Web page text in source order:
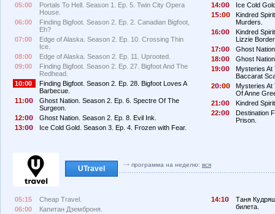
05:00
Portals To Hell. Season 1. Ep. 5. Twin City Opera
House.
06:00
Finding Bigfoot. Season 2. Ep. 2. Canadian Bigfoot,
Eh?
07:00
Edge of Alaska. Season 2. Ep. 10. Crossing Thin
Ice.
08:00
Edge of Alaska. Season 2. Ep. 11. Uprooted.
09:00
Finding Bigfoot. Season 2. Ep. 27. Bigfoot And The
Redhead.
10:00
Finding Bigfoot. Season 2. Ep. 28. Bigfoot Loves A
Barbecue.
11:
Ghost Nation. Season 2. Ep. 6. Spectre Of The
Surgeon.
12:
Ghost Nation. Season 2. Ep. 8. Evil Ink.
13:
Ice Cold Gold. Season 3. Ep. 4. Frozen with Fear.
14:
Ice Cold
1
:
Kindred
Murders.
16:
Kindred
Lizzie
17:
Ghost
18:
Ghost
19:
Mysteries At
Baccarat
2
:
Mysteries At
Of Anne
21:
Kindred
22:
Destination
Prison.
UTravel программа на неделю: вся
05:15
Cheap Travel.
06:00
Капитан Дземброня.
14:1
Таня
билета.